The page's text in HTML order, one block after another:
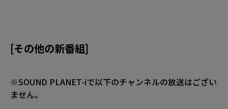
[その他の新番組]
※SOUND PLANET-iで以下のチャンネルの放送はござい
ません。